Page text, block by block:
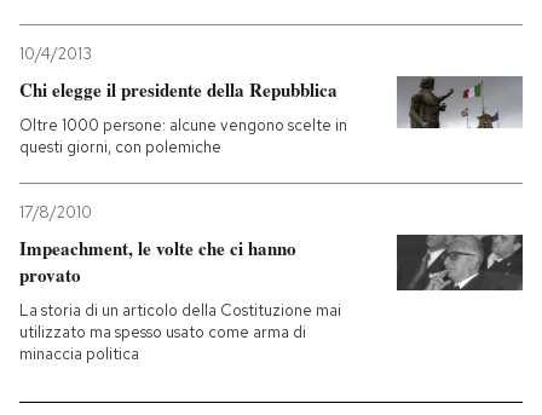
10/4/2013
Chi elegge il presidente della Repubblica
Oltre 1000 persone: alcune vengono scelte in
questi giorni, con polemiche
17/8/2010
Impeachment, le volte che ci hanno
provato
La storia di un articolo della Costituzione mai
utilizzato ma spesso usato come arma di
minaccia politica